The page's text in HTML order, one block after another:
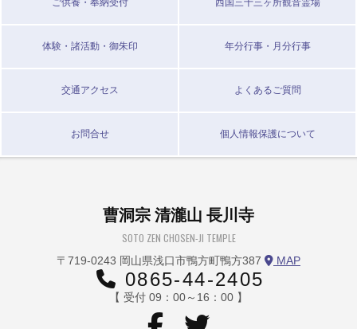
ご供養・奉納受付 西国三十三ヶ所観音霊場
体験・諸活動・御朱印 年分行事・月分行事
交通アクセス よくあるご質問
お問合せ 個人情報保護について
曹洞宗 清瀧山 長川寺
SOTO ZEN CHOSEN-JI TEMPLE
〒719-0243 岡山県浅口市鴨方町鴨方387 MAP
0865-44-2405
【 受付 09：00～16：00 】